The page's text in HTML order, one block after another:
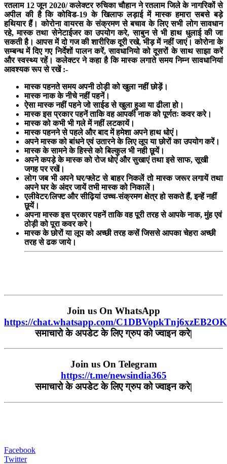
रतलाम 12 जून 2020/ कलेक्टर रुचिका चौहान ने रतलाम जिले के नागरिकों से
अपील की है कि कोविड-19 के खिलाफ लड़ाई में मास्क हमारा सबसे बड़े
हथियार हैं। कोरोना वायरस के संक्रमण से बचाव के लिए सभी लोग सावधान
रहे, मास्क तथा सेनेटाईजर का उपयोग करे, साबुन से भी हाथ धुलाई की जा
सकती है। आपस में दो गज की शारीरिक दूरी रखे, भीड़ में नहीं जाएं। कोरोना के
सम्बन्ध में दिए गए निर्देशों पालन करें, सावधानियो को दूसरों के साथ साझा करें
और स्वस्थ्य रहें। कलेक्टर ने कहा है कि मास्क लगाते समय निम्न सावधानियां
आवश्यक रूप से रखें :-
मास्क पहनते समय अपनी ठोड़ी को खुला नहीं छोड़ें।
मास्क नाक के नीचे नहीं पहनें।
ऐसा मास्क नहीं पहने जो साईड से खुला हुआ या ढीला हो।
मास्क इस प्रकार पहनें ताकि वह आपकी नाक को पूर्णतः कवर करे।
मास्क को कभी भी गले में नहीं लटकायें।
मास्क पहनने से पहले और बाद में हमेशा अपने हाथ धोएं।
अपने मास्क को बांधने एवं उतारने के लिए लूप या छोरों का उपयोग करें।
मास्क के सामने के हिस्से को बिल्कुल भी नही छूयें।
अपने कपड़े के मास्क को रोज धोएं और सुखाएं तथा इसे साफ, सूखी
जगह पर रखें।
लोग जब भी अपने घर/फ्लेट से बाहर निकलें तो मास्क जरूर लगायें तथा
अपने घर के अंदर जायें तभी मास्क को निकालें।
एलीवेटर/लिफ्ट और सीढ़ियां उच्च-संक्रमण क्षेत्र हो सकते हैं, इन्हें नहीं
छूयें।
अपना मास्क इस प्रकार पहनें ताकि वह पूरी तरह से आपके नाक, मुंह एवं
ठोड़ी को पूरा कवर करे।
मास्क के छोरों या लूप को अच्छी तरह कसें जिससे आपका चेहरा अच्छी
तरह से ढक जाये।
Join us On WhatsApp
https://chat.whatsapp.com/
समाचारो के अपडेट के लिए ग्रुप को ज्वाइन करे|
Join us On Telegram
https://t.me/newsindia365
समाचारोकेअपडेटकेलिएग्रुपकोज्वाइनकरे|
Facebook
Twitter